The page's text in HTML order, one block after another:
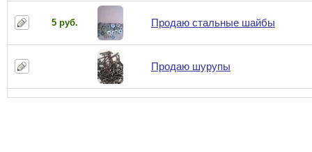
5 руб. Продаю стальные шайбы
Продаю шурупы